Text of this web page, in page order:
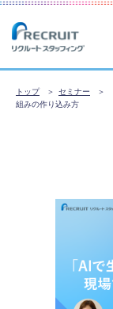
トップ セミナー
組みの作り込み方